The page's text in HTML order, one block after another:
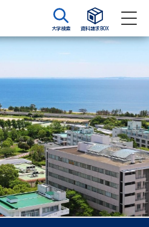
大学検索 資料請求BOX
請求
学部・学科パンフ
大学入学共通テスト利用選抜の
募集要項＆願書